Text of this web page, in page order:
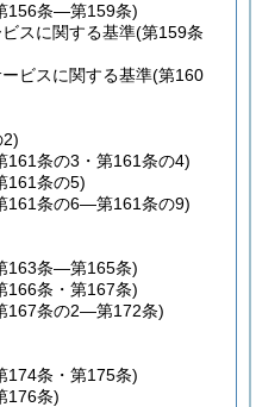
156条―第159条)
スに関する基準(第159条
ビスに関する基準(第160
161条の3・第161条の4)
161条の5)
161条の6―第161条の9)
163条―第165条)
166条・第167条)
167条の2―第172条)
174条・第175条)
176条)